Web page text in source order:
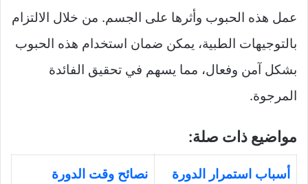
عمل هذه الحبوب وأثرها على الجسم. من خلال الالتزام
بالتوجيهات الطبية، يمكن ضمان استخدام هذه الحبوب
بشكل آمن وفعال، مما يسهم في تحقيق الفائدة
المرجوة.
مواضيع ذات صلة:
أسباب استمرار الدورة
نصائح وقت الدورة